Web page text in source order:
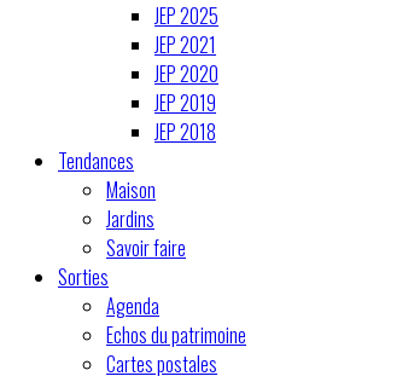
JEP 2025
JEP 2021
JEP 2020
JEP 2019
JEP 2018
Tendances
Maison
Jardins
Savoir faire
Sorties
Agenda
Echos du patrimoine
Cartes postales